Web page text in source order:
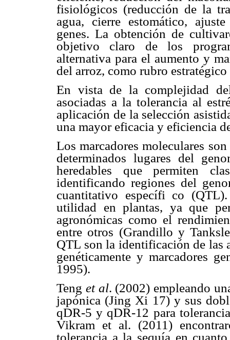
fisiológicos (reducción de la
agua, cierre estomático,
genes. La obtención de
objetivo claro de los
alternativa para el aumento y
del arroz, como rubro
En vista de la complejidad
asociadas a la tolerancia al
aplicación de la selección
una mayor eficacia y eficiencia
Los marcadores moleculares
determinados lugares del
heredables que permiten
identificando regiones del
cuantitativo específi co
utilidad en plantas, ya que
agronómicas como el
entre otros (Grandillo y
QTL son la identificación de las
genéticamente y marcadores
1995).
Teng et al. (2002) empleando
japónica (Jing Xi 17) y sus
qDR-5 y qDR-12 para
Vikram et al. (2011)